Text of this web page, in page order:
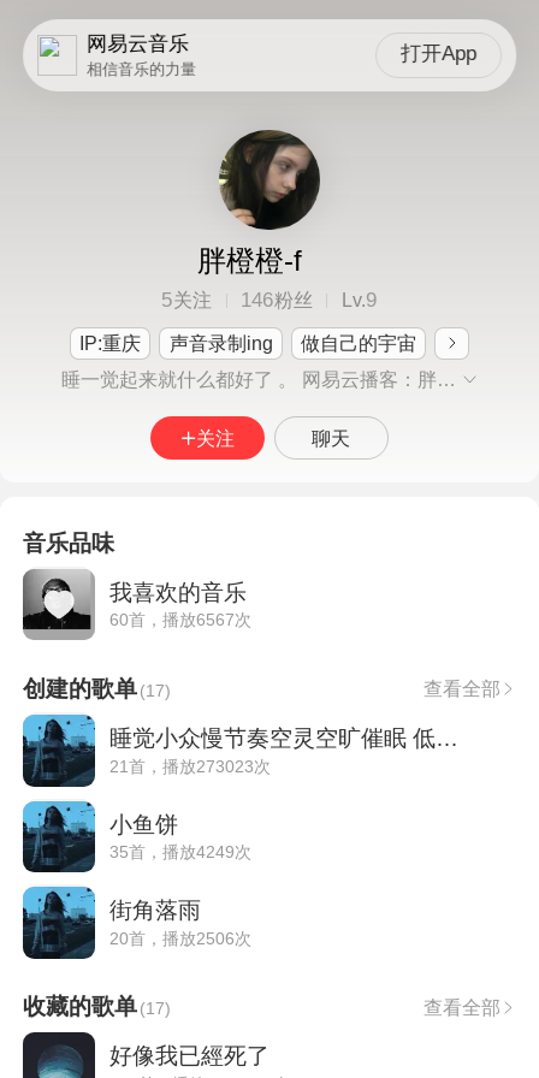
网易云音乐
相信音乐的力量
打开App
胖橙橙-f
5关注 146粉丝 Lv.9
IP:重庆 声音录制ing
做自己的宇宙
睡一觉起来就什么都好了 。 网易云播客：胖橙的罐头日记
关注 聊天
音乐品味
我喜欢的音乐
60首，播放6567次
创建的歌单(17) 查看全部
睡觉小众慢节奏空灵空旷催眠 低助眠音效
21首，播放273023次
小鱼饼
35首，播放4249次
街角落雨
20首，播放2506次
收藏的歌单(17) 查看全部
好像我已經死了